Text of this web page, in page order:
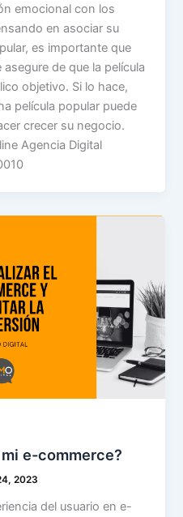
emocional con los
en asociar su
es importante que
de que la película
objetivo. Si lo hace,
película popular puede
crecer su negocio.
Agencia Digital
e-commerce?
2023
del usuario en e-